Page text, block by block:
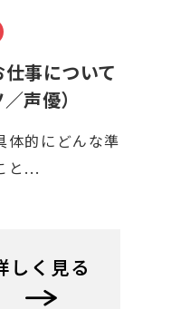
仕事について
声優）
体的にどんな準
と...
しく見る